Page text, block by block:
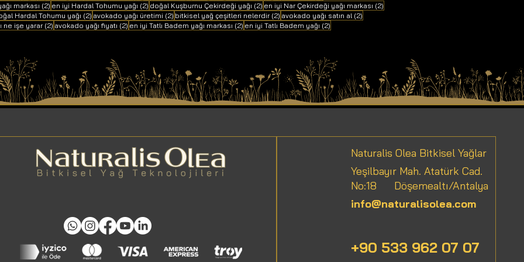
markası (2) 2 yazı
en iyi Hardal Tohumu yağı (2) 2 yazı
doğal Kuşburnu Çekirdeği yağı (2) 2 yazı
en iyi Nar Çekirdeği yağı markası (2)
Hardal Tohumu yağı (2) 2 yazı
avokado yağı üretimi (2) 2 yazı
bitkisel yağ çeşitleri nelerdir (2) 2 yazı
avokado yağı satın al (2)
ne işe yarar (2) 2 yazı
avokado yağı fiyatı (2) 2 yazı
en iyi Tatlı Badem yağı markası (2) 2 yazı
en iyi Tatlı Badem yağı (2)
Naturalis Olea Bitkisel Yağlar
Yeşilbayır Mah. Atatürk Cad.
No:18 Döşemealtı/Antalya
info@naturalisolea.com
+90 533 962 07 07